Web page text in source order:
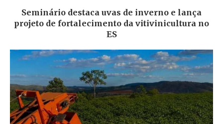
Seminário destaca uvas de inverno e lança
projeto de fortalecimento da vitivinicultura no
ES